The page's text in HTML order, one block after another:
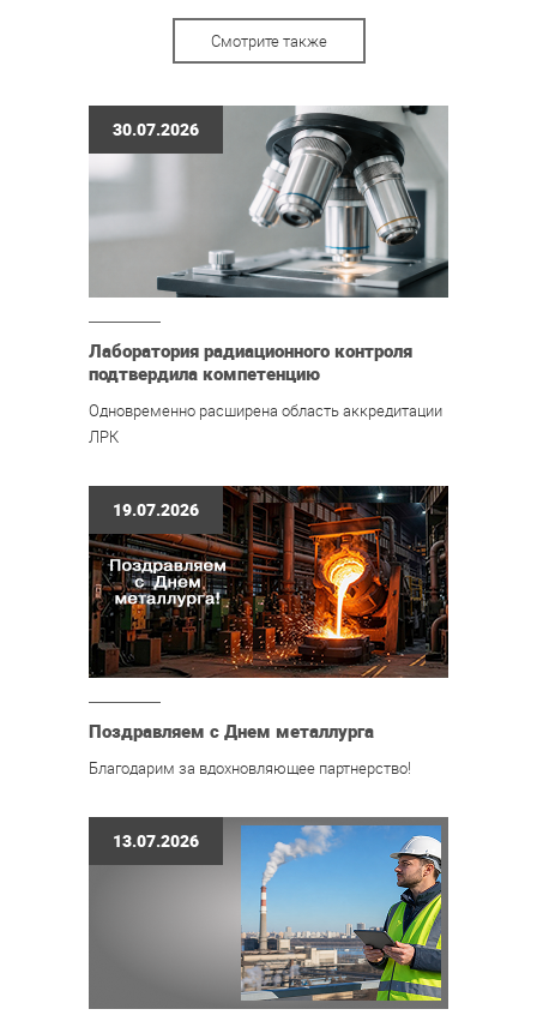
Смотрите также
30.07.2026
Лаборатория радиационного контроля
подтвердила компетенцию
Одновременно расширена область аккредитации
ЛРК
19.07.2026
Поздравляем с Днем металлурга
Благодарим за вдохновляющее партнерство!
13.07.2026